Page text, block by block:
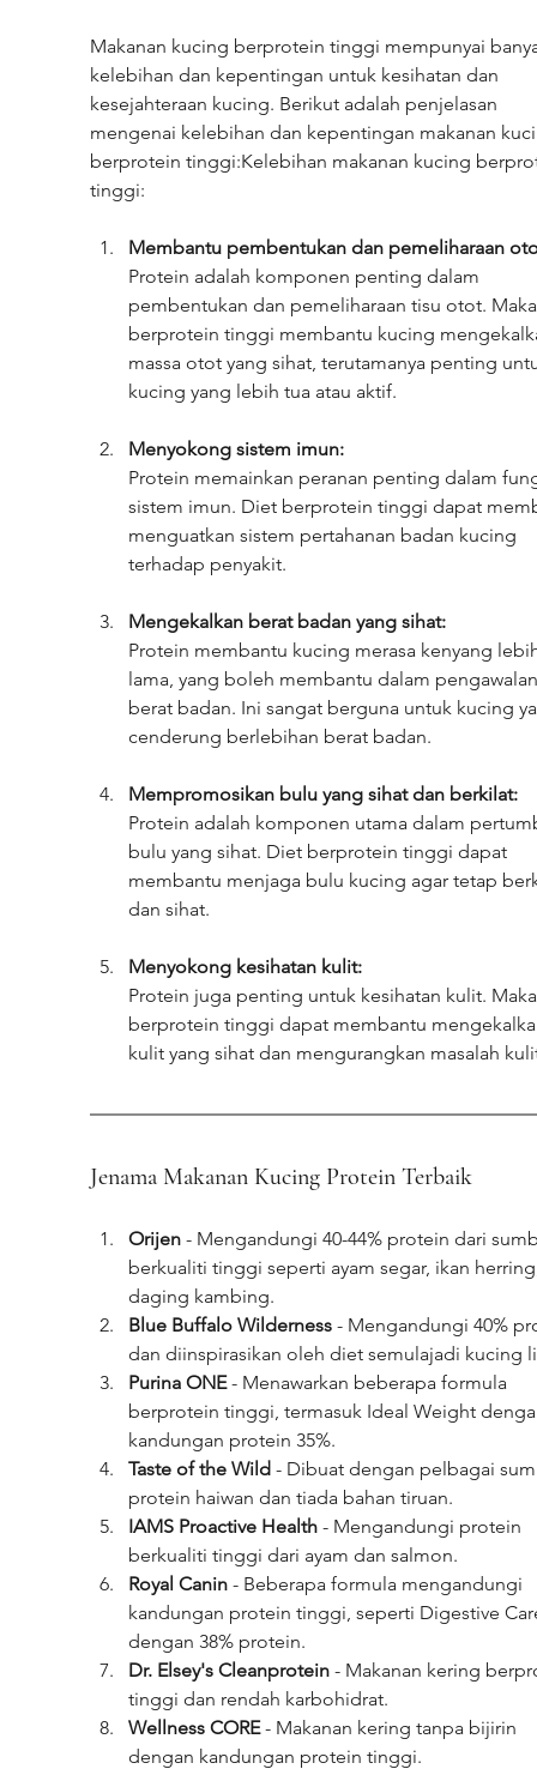
Makanan kucing berprotein tinggi mempunyai
kelebihan dan kepentingan untuk kesihatan dan
kesejahteraan kucing. Berikut adalah penjelasan
mengenai kelebihan dan kepentingan makanan
berprotein tinggi:Kelebihan makanan kucing
tinggi:
Membantu pembentukan dan pemeliharaan
Protein adalah komponen penting dalam
pembentukan dan pemeliharaan tisu otot.
berprotein tinggi membantu kucing
massa otot yang sihat, terutamanya penting
kucing yang lebih tua atau aktif.
Menyokong sistem imun:
Protein memainkan peranan penting dalam
sistem imun. Diet berprotein tinggi dapat
menguatkan sistem pertahanan badan kucing
terhadap penyakit.
Mengekalkan berat badan yang sihat:
Protein membantu kucing merasa kenyang
lama, yang boleh membantu dalam
berat badan. Ini sangat berguna untuk kucing
cenderung berlebihan berat badan.
Mempromosikan bulu yang sihat dan berkilat:
Protein adalah komponen utama dalam
bulu yang sihat. Diet berprotein tinggi dapat
membantu menjaga bulu kucing agar tetap
dan sihat.
Menyokong kesihatan kulit:
Protein juga penting untuk kesihatan kulit.
berprotein tinggi dapat membantu
kulit yang sihat dan mengurangkan masalah
Jenama Makanan Kucing Protein Terbaik
Orijen - Mengandungi 40-44% protein dari
berkualiti tinggi seperti ayam segar, ikan
daging kambing.
Blue Buffalo Wilderness - Mengandungi 40%
dan diinspirasikan oleh diet semulajadi kucing
Purina ONE - Menawarkan beberapa formula
berprotein tinggi, termasuk Ideal Weight
kandungan protein 35%.
Taste of the Wild - Dibuat dengan pelbagai
protein haiwan dan tiada bahan tiruan.
IAMS Proactive Health - Mengandungi protein
berkualiti tinggi dari ayam dan salmon.
Royal Canin - Beberapa formula mengandungi
kandungan protein tinggi, seperti Digestive
dengan 38% protein.
Dr. Elsey's Cleanprotein - Makanan kering
tinggi dan rendah karbohidrat.
Wellness CORE - Makanan kering tanpa bijirin
dengan kandungan protein tinggi.